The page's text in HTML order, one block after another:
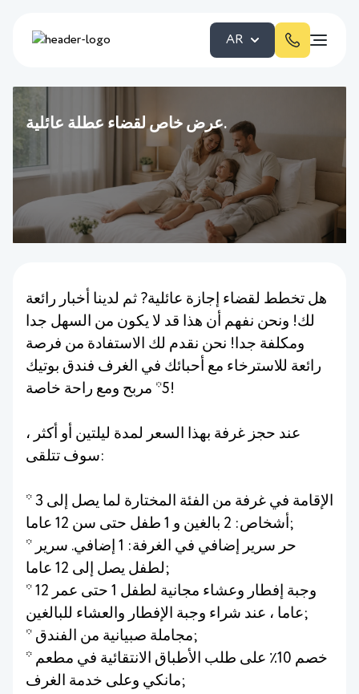
AR
عرض خاص لقضاء عطلة عائلية.
هل تخطط لقضاء إجازة عائلية? ثم لدينا أخبار رائعة
لك! ونحن نفهم أن هذا قد لا يكون من السهل جدا
ومكلفة جدا! نحن نقدم لك الاستفادة من فرصة
رائعة للاسترخاء مع أحبائك في الغرف فندق بوتيك
5* مربح ومع راحة خاصة!
عند حجز غرفة بهذا السعر لمدة ليلتين أو أكثر ،
سوف تتلقى:
* الإقامة في غرفة من الفئة المختارة لما يصل إلى 3
أشخاص: 2 بالغين و 1 طفل حتى سن 12 عاما;
* حر سرير إضافي في الغرفة: 1 إضافي. سرير
لطفل يصل إلى 12 عاما;
* وجبة إفطار وعشاء مجانية لطفل 1 حتى عمر 12
عاما ، عند شراء وجبة الإفطار والعشاء للبالغين;
* مجاملة صبيانية من الفندق;
* خصم 10٪ على طلب الأطباق الانتقائية في مطعم
مانكي وعلى خدمة الغرف;